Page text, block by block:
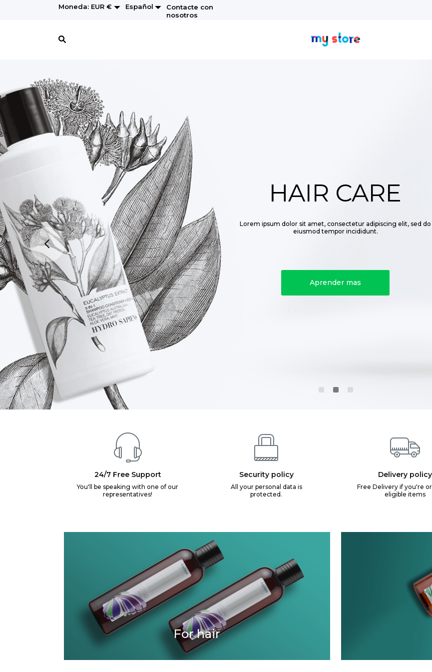
Moneda: EUR € Español
Contacte con
nosotros
HAIR CARE
Lorem ipsum dolor sit amet, consectetur adipiscing elit, sed do
eiusmod tempor incididunt.
Aprender mas
24/7 Free Support
You'll be speaking with one of our
representatives!
Security policy
All your personal data is
protected.
Delivery policy
Free Delivery if you're
eligible items
For hair